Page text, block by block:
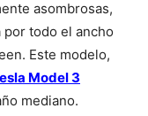
asombrosas,
todo el ancho
Este modelo,
Model 3
mediano.